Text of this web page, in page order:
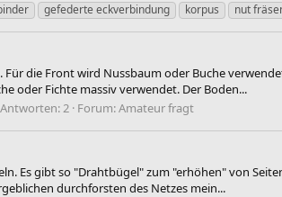
gefederte eckverbindung korpus nut
die Front wird Nussbaum oder Buche
oder Fichte massiv verwendet. Der Boden...
Antworten: 2 Forum:Amateur fragt
Es gibt so "Drahtbügel" zum "erhöhen" von
durchforsten des Netzes mein...